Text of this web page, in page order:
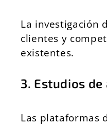
La investigación
clientes y
existentes.
3. Estudios
Las plataformas